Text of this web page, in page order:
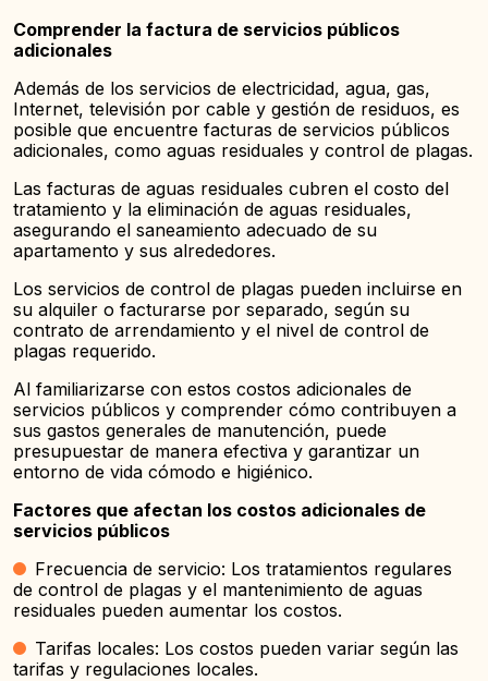
Comprender la factura de servicios públicos
adicionales
Además de los servicios de electricidad, agua, gas,
Internet, televisión por cable y gestión de residuos, es
posible que encuentre facturas de servicios públicos
adicionales, como aguas residuales y control de plagas.
Las facturas de aguas residuales cubren el costo del
tratamiento y la eliminación de aguas residuales,
asegurando el saneamiento adecuado de su
apartamento y sus alrededores.
Los servicios de control de plagas pueden incluirse en
su alquiler o facturarse por separado, según su
contrato de arrendamiento y el nivel de control de
plagas requerido.
Al familiarizarse con estos costos adicionales de
servicios públicos y comprender cómo contribuyen a
sus gastos generales de manutención, puede
presupuestar de manera efectiva y garantizar un
entorno de vida cómodo e higiénico.
Factores que afectan los costos adicionales de
servicios públicos
Frecuencia de servicio: Los tratamientos regulares
de control de plagas y el mantenimiento de aguas
residuales pueden aumentar los costos.
Tarifas locales: Los costos pueden variar según las
tarifas y regulaciones locales.